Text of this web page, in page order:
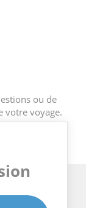
ou de
votre voyage.